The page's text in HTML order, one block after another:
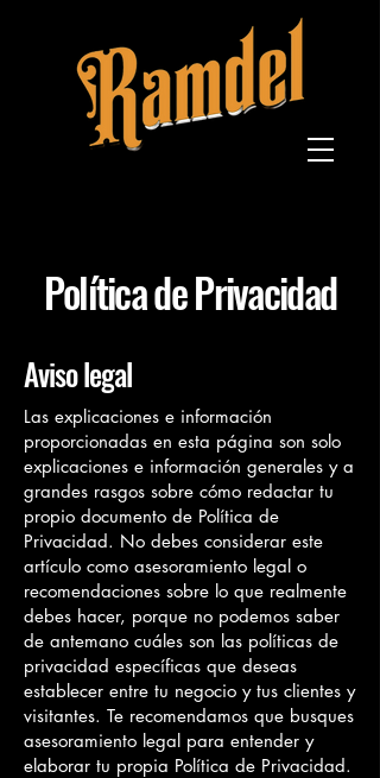
Política de Privacidad
Aviso legal
Las explicaciones e información
proporcionadas en esta página son solo
explicaciones e información generales y a
grandes rasgos sobre cómo redactar tu
propio documento de Política de
Privacidad. No debes considerar este
artículo como asesoramiento legal o
recomendaciones sobre lo que realmente
debes hacer, porque no podemos saber
de antemano cuáles son las políticas de
privacidad específicas que deseas
establecer entre tu negocio y tus clientes y
visitantes. Te recomendamos que busques
asesoramiento legal para entender y
elaborar tu propia Política de Privacidad.